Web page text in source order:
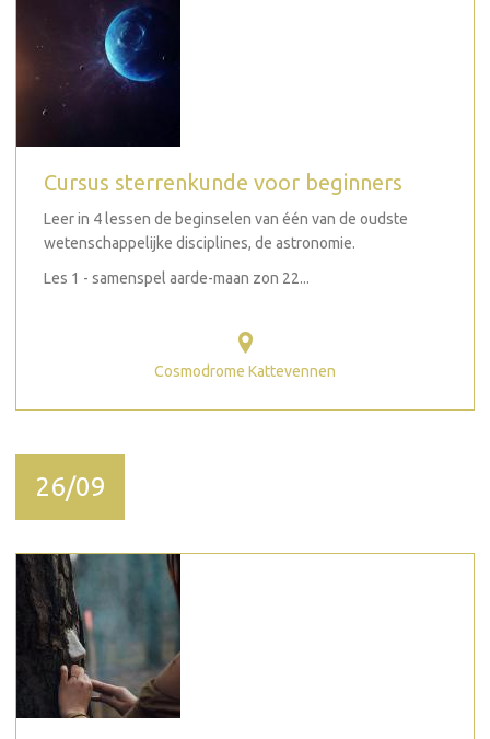
Cursus sterrenkunde voor beginners
Leer in 4 lessen de beginselen van één van de oudste
wetenschappelijke disciplines, de astronomie.
Les 1 - samenspel aarde-maan zon 22...
Cosmodrome Kattevennen
26/09